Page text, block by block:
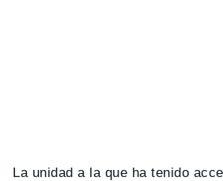
La unidad a la que ha tenido